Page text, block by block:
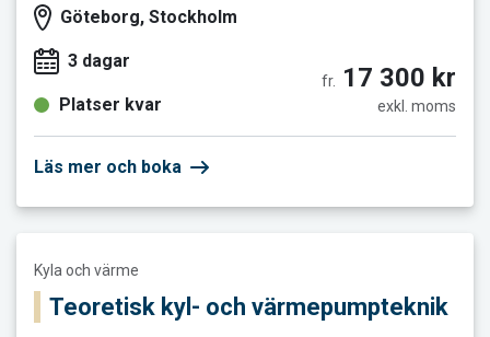
Göteborg, Stockholm
3 dagar
Platser kvar
fr. 17 300 kr
exkl. moms
Läs mer och boka
Kyla och värme
Teoretisk kyl- och värmepumpteknik